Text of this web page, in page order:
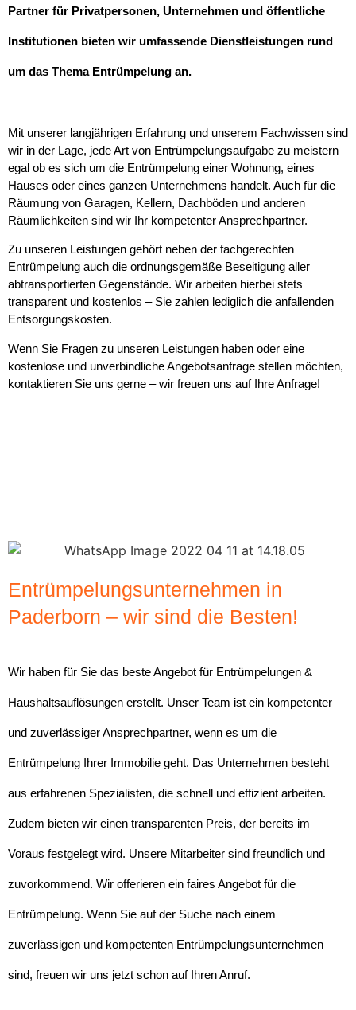
Partner für Privatpersonen, Unternehmen und öffentliche
Institutionen bieten wir umfassende Dienstleistungen rund
um das Thema Entrümpelung an.
Mit unserer langjährigen Erfahrung und unserem Fachwissen sind
wir in der Lage, jede Art von Entrümpelungsaufgabe zu meistern –
egal ob es sich um die Entrümpelung einer Wohnung, eines
Hauses oder eines ganzen Unternehmens handelt. Auch für die
Räumung von Garagen, Kellern, Dachböden und anderen
Räumlichkeiten sind wir Ihr kompetenter Ansprechpartner.
Zu unseren Leistungen gehört neben der fachgerechten
Entrümpelung auch die ordnungsgemäße Beseitigung aller
abtransportierten Gegenstände. Wir arbeiten hierbei stets
transparent und kostenlos – Sie zahlen lediglich die anfallenden
Entsorgungskosten.
Wenn Sie Fragen zu unseren Leistungen haben oder eine
kostenlose und unverbindliche Angebotsanfrage stellen möchten,
kontaktieren Sie uns gerne – wir freuen uns auf Ihre Anfrage!
Entrümpelungsunternehmen in
Paderborn – wir sind die Besten!
Wir haben für Sie das beste Angebot für Entrümpelungen &
Haushaltsauflösungen erstellt. Unser Team ist ein kompetenter
und zuverlässiger Ansprechpartner, wenn es um die
Entrümpelung Ihrer Immobilie geht. Das Unternehmen besteht
aus erfahrenen Spezialisten, die schnell und effizient arbeiten.
Zudem bieten wir einen transparenten Preis, der bereits im
Voraus festgelegt wird. Unsere Mitarbeiter sind freundlich und
zuvorkommend. Wir offerieren ein faires Angebot für die
Entrümpelung. Wenn Sie auf der Suche nach einem
zuverlässigen und kompetenten Entrümpelungsunternehmen
sind, freuen wir uns jetzt schon auf Ihren Anruf.